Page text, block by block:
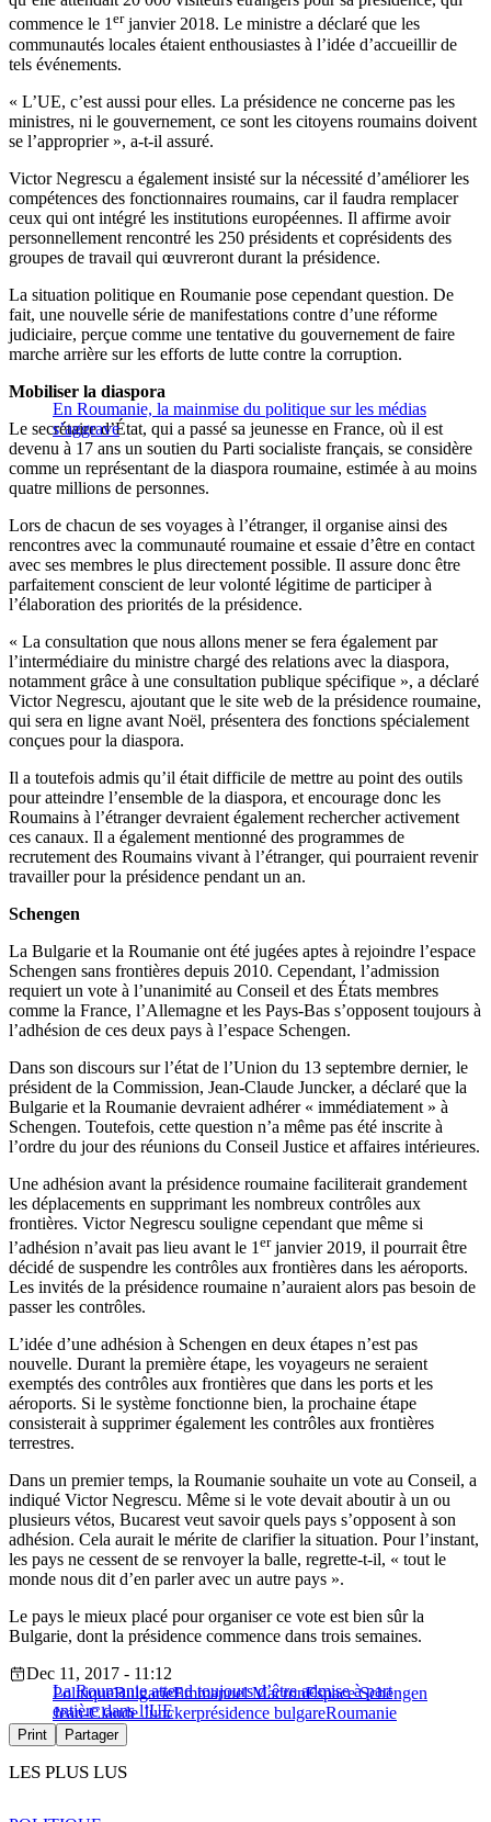
commence le 1erjanvier 2018. Le ministre a déclaré que les
communautés locales étaient enthousiastes à l’idée d’accueillir de
tels événements.
« L’UE, c’est aussi pour elles. La présidence ne concerne pas les
ministres, ni le gouvernement, ce sont les citoyens roumains doivent
se l’approprier », a-t-il assuré.
Victor Negrescu a également insisté sur la nécessité d’améliorer les
compétences des fonctionnaires roumains, car il faudra remplacer
ceux qui ont intégré les institutions européennes. Il affirme avoir
personnellement rencontré les 250 présidents et coprésidents des
groupes de travail qui œuvreront durant la présidence.
La situation politique en Roumanie pose cependant question. De
fait, une nouvelle série de manifestations contre d’une réforme
judiciaire, perçue comme une tentative du gouvernement de faire
marche arrière sur les efforts de lutte contre la corruption.
En Roumanie, la mainmise du politique sur les médias
s’aggrave
Mobiliser la diaspora
Le secrétaire d’État, qui a passé sa jeunesse en France, où il est
devenu à 17 ans un soutien du Parti socialiste français, se considère
comme un représentant de la diaspora roumaine, estimée à au moins
quatre millions de personnes.
Lors de chacun de ses voyages à l’étranger, il organise ainsi des
rencontres avec la communauté roumaine et essaie d’être en contact
avec ses membres le plus directement possible. Il assure donc être
parfaitement conscient de leur volonté légitime de participer à
l’élaboration des priorités de la présidence.
« La consultation que nous allons mener se fera également par
l’intermédiaire du ministre chargé des relations avec la diaspora,
notamment grâce à une consultation publique spécifique », a déclaré
Victor Negrescu, ajoutant que le site web de la présidence roumaine,
qui sera en ligne avant Noël, présentera des fonctions spécialement
conçues pour la diaspora.
Il a toutefois admis qu’il était difficile de mettre au point des outils
pour atteindre l’ensemble de la diaspora, et encourage donc les
Roumains à l’étranger devraient également rechercher activement
ces canaux. Il a également mentionné des programmes de
recrutement des Roumains vivant à l’étranger, qui pourraient revenir
travailler pour la présidence pendant un an.
Schengen
La Bulgarie et la Roumanie ont été jugées aptes à rejoindre l’espace
Schengen sans frontières depuis 2010. Cependant, l’admission
requiert un vote à l’unanimité au Conseil et des États membres
comme la France, l’Allemagne et les Pays-Bas s’opposent toujours à
l’adhésion de ces deux pays à l’espace Schengen.
Dans son discours sur l’état de l’Union du 13 septembre dernier, le
président de la Commission, Jean-Claude Juncker, a déclaré que la
Bulgarie et la Roumanie devraient adhérer « immédiatement » à
Schengen. Toutefois, cette question n’a même pas été inscrite à
l’ordre du jour des réunions du Conseil Justice et affaires intérieures.
Une adhésion avant la présidence roumaine faciliterait grandement
les déplacements en supprimant les nombreux contrôles aux
frontières. Victor Negrescu souligne cependant que même si
l’adhésion n’avait pas lieu avant le 1 erjanvier 2019, il pourrait être
décidé de suspendre les contrôles aux frontières dans les aéroports.
Les invités de la présidence roumaine n’auraient alors pas besoin de
passer les contrôles.
L’idée d’une adhésion à Schengen en deux étapes n’est pas
nouvelle. Durant la première étape, les voyageurs ne seraient
exemptés des contrôles aux frontières que dans les ports et les
aéroports. Si le système fonctionne bien, la prochaine étape
consisterait à supprimer également les contrôles aux frontières
terrestres.
Dans un premier temps, la Roumanie souhaite un vote au Conseil, a
indiqué Victor Negrescu. Même si le vote devait aboutir à un ou
plusieurs vétos, Bucarest veut savoir quels pays s’opposent à son
adhésion. Cela aurait le mérite de clarifier la situation. Pour l’instant,
les pays ne cessent de se renvoyer la balle, regrette-t-il, « tout le
monde nous dit d’en parler avec un autre pays ».
Le pays le mieux placé pour organiser ce vote est bien sûr la
Bulgarie, dont la présidence commence dans trois semaines.
La Roumanie attend toujours d’être admise à part
entière dans l’UE
Dec 11, 2017 - 11:12
PolitiqueBulgarieEmmanuel MacronEspace Schengen
Jean-Claude Junckerprésidence bulgareRoumanie
Print Partager
LES PLUS LUS